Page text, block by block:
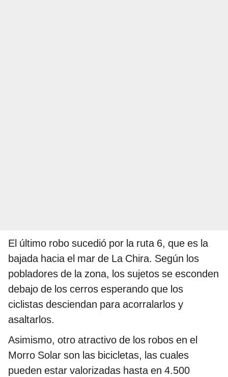
El último robo sucedió por la ruta 6, que es la
bajada hacia el mar de La Chira. Según los
pobladores de la zona, los sujetos se esconden
debajo de los cerros esperando que los
ciclistas desciendan para acorralarlos y
asaltarlos.
Asimismo, otro atractivo de los robos en el
Morro Solar son las bicicletas, las cuales
pueden estar valorizadas hasta en 4.500